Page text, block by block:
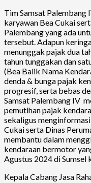
Tim Samsat Palembang
karyawan Bea Cukai
Palembang yang ada
tersebut. Adapun
menunggak pajak dua
tahun tunggakan dan
(Bea Balik Nama
denda & bunga pajak
progresif, serta bebas
Samsat Palembang IV
pemutihan pajak
sekaligus
Cukai serta Dinas
membantu dalam
kendaraan bermotor
Agustus 2024 di Sumsel
Kepala Cabang Jasa